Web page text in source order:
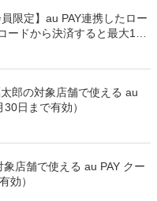
限定】au PAY連携したロー
ードから決済すると最大100
郎の対象店舗で使える au
日まで有効）
店舗で使える au PAY クー
効）